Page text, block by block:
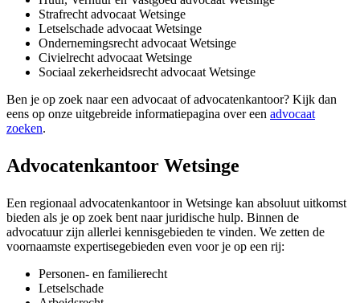
Strafrecht advocaat Wetsinge
Letselschade advocaat Wetsinge
Ondernemingsrecht advocaat Wetsinge
Civielrecht advocaat Wetsinge
Sociaal zekerheidsrecht advocaat Wetsinge
Ben je op zoek naar een advocaat of advocatenkantoor? Kijk dan
eens op onze uitgebreide informatiepagina over een advocaat
zoeken.
Advocatenkantoor Wetsinge
Een regionaal advocatenkantoor in Wetsinge kan absoluut uitkomst
bieden als je op zoek bent naar juridische hulp. Binnen de
advocatuur zijn allerlei kennisgebieden te vinden. We zetten de
voornaamste expertisegebieden even voor je op een rij:
Personen- en familierecht
Letselschade